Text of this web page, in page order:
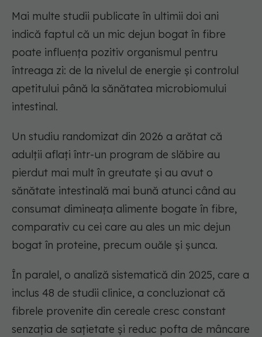
Mai multe studii publicate în ultimii doi ani
indică faptul că un mic dejun bogat în fibre
poate influența pozitiv organismul pentru
întreaga zi: de la nivelul de energie și controlul
apetitului până la sănătatea microbiomului
intestinal.
Un studiu randomizat din 2026 a arătat că
adulții aflați într-un program de slăbire au
pierdut mai mult în greutate și au avut o
sănătate intestinală mai bună atunci când au
consumat dimineața alimente bogate în fibre,
comparativ cu cei care au ales un mic dejun
bogat în proteine, precum ouăle și șunca.
În paralel, o analiză sistematică din 2025, care a
inclus 48 de studii clinice, a concluzionat că
fibrele provenite din cereale cresc constant
senzația de sațietate și reduc pofta de mâncare